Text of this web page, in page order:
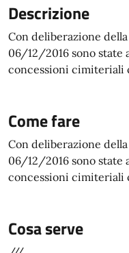
Descrizione
Con deliberazione
06/12/2016 sono state
concessioni cimiteriali
Come fare
Con deliberazione
06/12/2016 sono state
concessioni cimiteriali
Cosa serve